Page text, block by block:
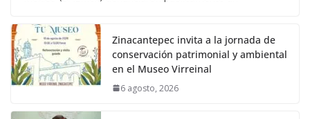
Zinacantepec invita a la jornada de
conservación patrimonial y ambiental
en el Museo Virreinal
6 agosto, 2026